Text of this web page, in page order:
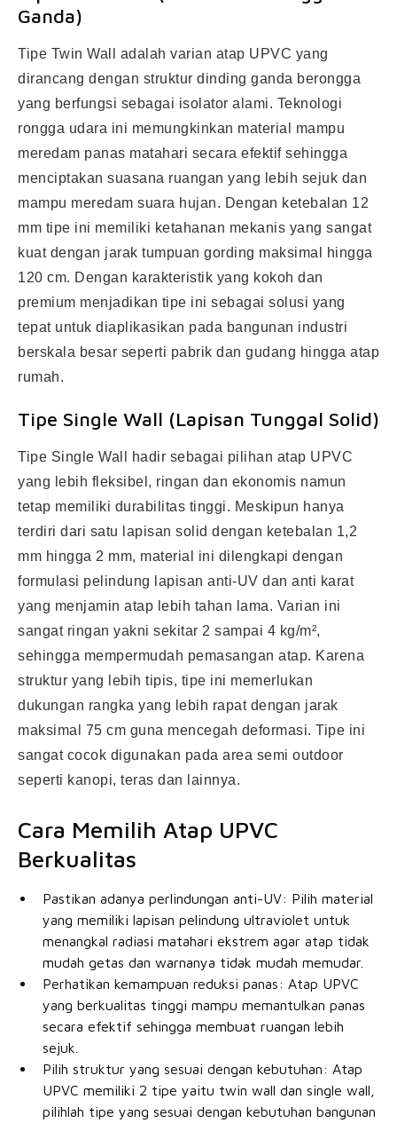
Ganda)
Tipe Twin Wall adalah varian atap UPVC yang
dirancang dengan struktur dinding ganda berongga
yang berfungsi sebagai isolator alami. Teknologi
rongga udara ini memungkinkan material mampu
meredam panas matahari secara efektif sehingga
menciptakan suasana ruangan yang lebih sejuk dan
mampu meredam suara hujan. Dengan ketebalan 12
mm tipe ini memiliki ketahanan mekanis yang sangat
kuat dengan jarak tumpuan gording maksimal hingga
120 cm. Dengan karakteristik yang kokoh dan
premium menjadikan tipe ini sebagai solusi yang
tepat untuk diaplikasikan pada bangunan industri
berskala besar seperti pabrik dan gudang hingga atap
rumah.
Tipe Single Wall (Lapisan Tunggal Solid)
Tipe Single Wall hadir sebagai pilihan atap UPVC
yang lebih fleksibel, ringan dan ekonomis namun
tetap memiliki durabilitas tinggi. Meskipun hanya
terdiri dari satu lapisan solid dengan ketebalan 1,2
mm hingga 2 mm, material ini dilengkapi dengan
formulasi pelindung lapisan anti-UV dan anti karat
yang menjamin atap lebih tahan lama. Varian ini
sangat ringan yakni sekitar 2 sampai 4 kg/m²,
sehingga mempermudah pemasangan atap. Karena
struktur yang lebih tipis, tipe ini memerlukan
dukungan rangka yang lebih rapat dengan jarak
maksimal 75 cm guna mencegah deformasi. Tipe ini
sangat cocok digunakan pada area semi outdoor
seperti kanopi, teras dan lainnya.
Cara Memilih Atap UPVC
Berkualitas
Pastikan adanya perlindungan anti-UV: Pilih material
yang memiliki lapisan pelindung ultraviolet untuk
menangkal radiasi matahari ekstrem agar atap tidak
mudah getas dan warnanya tidak mudah memudar.
Perhatikan kemampuan reduksi panas: Atap UPVC
yang berkualitas tinggi mampu memantulkan panas
secara efektif sehingga membuat ruangan lebih
sejuk.
Pilih struktur yang sesuai dengan kebutuhan: Atap
UPVC memiliki 2 tipe yaitu twin wall dan single wall,
pilihlah tipe yang sesuai dengan kebutuhan bangunan